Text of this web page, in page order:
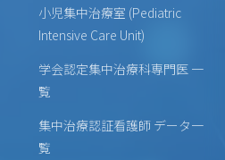
小児集中治療室 (Pediatric
Intensive Care Unit)
学会認定集中治療科専門医 一
覧
集中治療認証看護師 データ一
覧